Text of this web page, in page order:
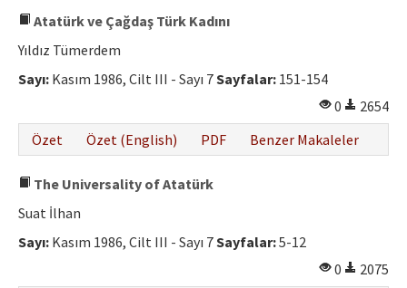
Atatürk ve Çağdaş Türk Kadını
Yıldız Tümerdem
Sayı: Kasım 1986, Cilt III - Sayı 7Sayfalar: 151-154
0
2654
Özet
Özet (English) PDF Benzer Makaleler
The Universality of Atatürk
Suat İlhan
Sayı: Kasım 1986, Cilt III - Sayı 7Sayfalar:5-12
0
2075